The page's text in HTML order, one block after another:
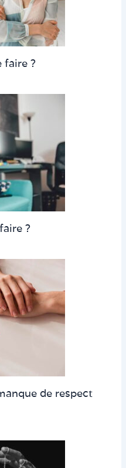
faire ?
?
de respect